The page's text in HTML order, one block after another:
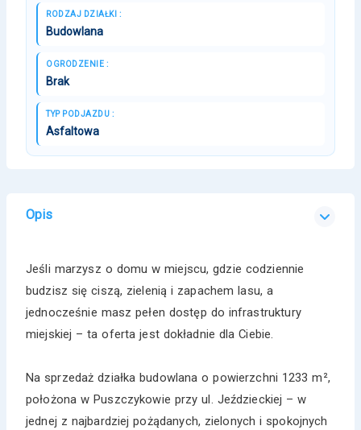
RODZAJ DZIAŁKI :
Budowlana
OGRODZENIE :
Brak
TYP PODJAZDU :
Asfaltowa
Opis
Jeśli marzysz o domu w miejscu, gdzie codziennie
budzisz się ciszą, zielenią i zapachem lasu, a
jednocześnie masz pełen dostęp do infrastruktury
miejskiej – ta oferta jest dokładnie dla Ciebie.
Na sprzedaż działka budowlana o powierzchni 1233 m²,
położona w Puszczykowie przy ul. Jeździeckiej – w
jednej z najbardziej pożądanych, zielonych i spokojnych